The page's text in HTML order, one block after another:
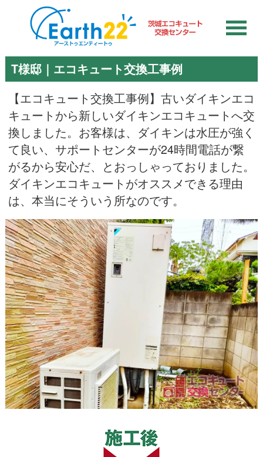
T様邸｜エコキュート交換工事例
【エコキュート交換工事例】古いダイキンエコ
キュートから新しいダイキンエコキュートへ交
換しました。お客様は、ダイキンは水圧が強く
て良い、サポートセンターが24時間電話が繋
がるから安心だ、とおっしゃっておりました。
ダイキンエコキュートがオススメできる理由
は、本当にそういう所なのです。